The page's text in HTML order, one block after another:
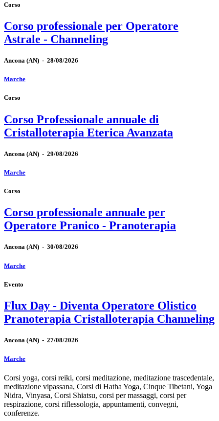
Corso
Corso professionale per Operatore
Astrale - Channeling
Ancona (AN) - 28/08/2026
Marche
Corso
Corso Professionale annuale di
Cristalloterapia Eterica Avanzata
Ancona (AN) - 29/08/2026
Marche
Corso
Corso professionale annuale per
Operatore Pranico - Pranoterapia
Ancona (AN) - 30/08/2026
Marche
Evento
Flux Day - Diventa Operatore Olistico
Pranoterapia Cristalloterapia Channeling
Ancona (AN) - 27/08/2026
Marche
Corsi yoga, corsi reiki, corsi meditazione, meditazione trascedentale,
meditazione vipassana, Corsi di Hatha Yoga, Cinque Tibetani, Yoga
Nidra, Vinyasa, Corsi Shiatsu, corsi per massaggi, corsi per
respirazione, corsi riflessologia, appuntamenti, convegni,
conferenze.